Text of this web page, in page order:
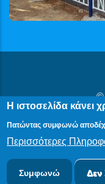
©
Δήλωση
Η ιστοσελίδα κάνει
Πατώντας συμφωνώ
Περισσότερες
Συμφωνώ